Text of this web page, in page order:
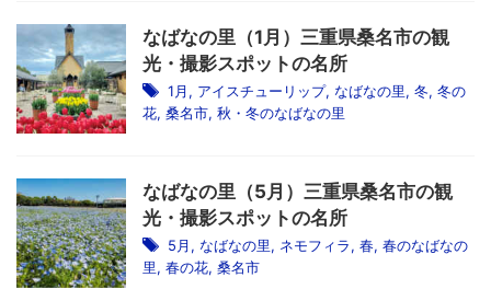
なばなの里（1月）三重県桑名市の観
光・撮影スポットの名所
1月, アイスチューリップ, なばなの里, 冬, 冬の
花, 桑名市, 秋・冬のなばなの里
なばなの里（5月）三重県桑名市の観
光・撮影スポットの名所
5月, なばなの里, ネモフィラ, 春, 春のなばなの
里, 春の花, 桑名市